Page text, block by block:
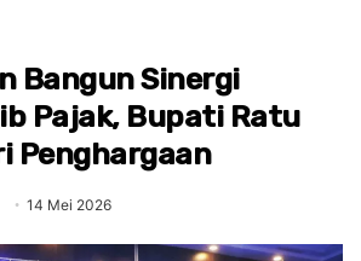
Bangun Sinergi
Pajak, Bupati Ratu
Penghargaan
14 Mei 2026